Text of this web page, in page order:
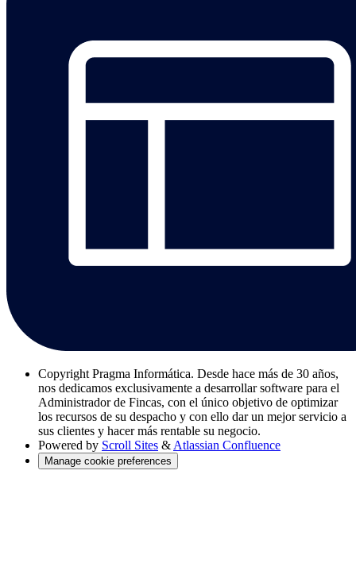
Copyright Pragma Informática. Desde hace más de 30 años,
nos dedicamos exclusivamente a desarrollar software para el
Administrador de Fincas, con el único objetivo de optimizar
los recursos de su despacho y con ello dar un mejor servicio a
sus clientes y hacer más rentable su negocio.
Powered by Scroll Sites & Atlassian Confluence
Manage cookie preferences